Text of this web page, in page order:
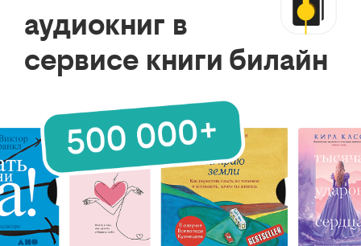
аудиокниг в
сервисе книги билайн